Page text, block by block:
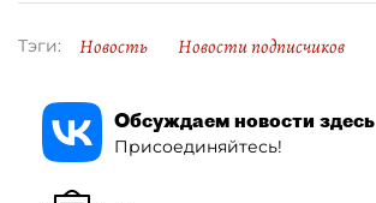
Тэги: Новость Новости подписчиков
Обсуждаем новости здесь
Присоединяйтесь!